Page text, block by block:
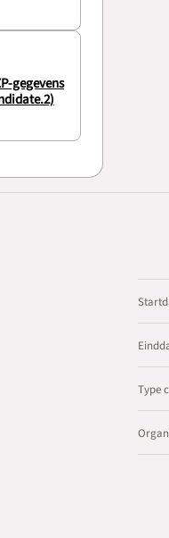
gegevens
Type